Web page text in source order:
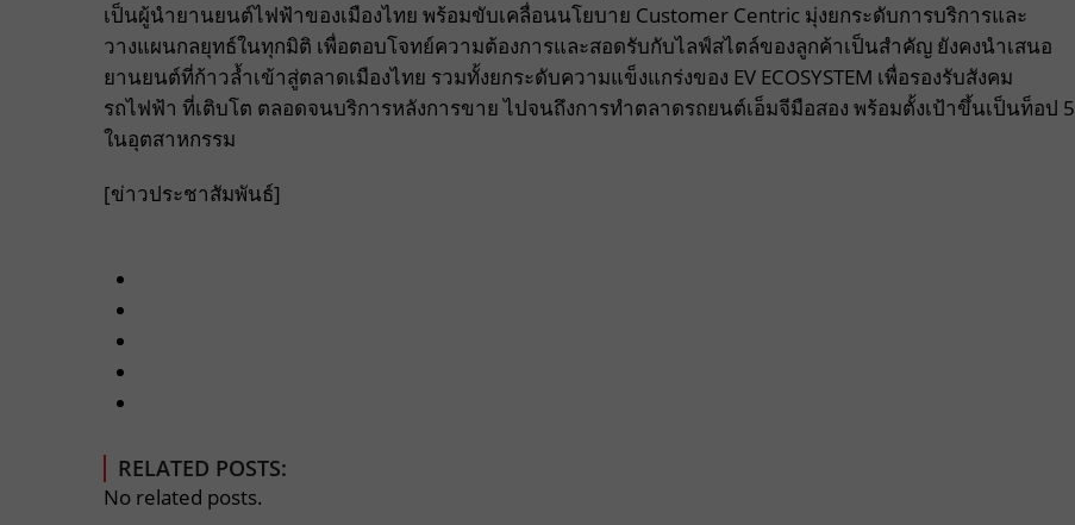
เป็นผู้นำยานยนต์ไฟฟ้าของเมืองไทย พร้อมขับเคลื่อนนโยบาย Customer Centric มุ่งยกระดับการบริการและ
วางแผนกลยุทธ์ในทุกมิติ เพื่อตอบโจทย์ความต้องการและสอดรับกับไลฟ์สไตล์ของลูกค้าเป็นสำคัญ ยังคงนำเสนอ
ยานยนต์ที่ก้าวล้ำเข้าสู่ตลาดเมืองไทย รวมทั้งยกระดับความแข็งแกร่งของ EV ECOSYSTEM เพื่อรองรับสังคม
รถไฟฟ้า ที่เติบโต ตลอดจนบริการหลังการขาย ไปจนถึงการทำตลาดรถยนต์เอ็มจีมือสอง พร้อมตั้งเป้าขึ้นเป็นท็อป 5
ในอุตสาหกรรม
[ข่าวประชาสัมพันธ์]
RELATED POSTS:
No related posts.